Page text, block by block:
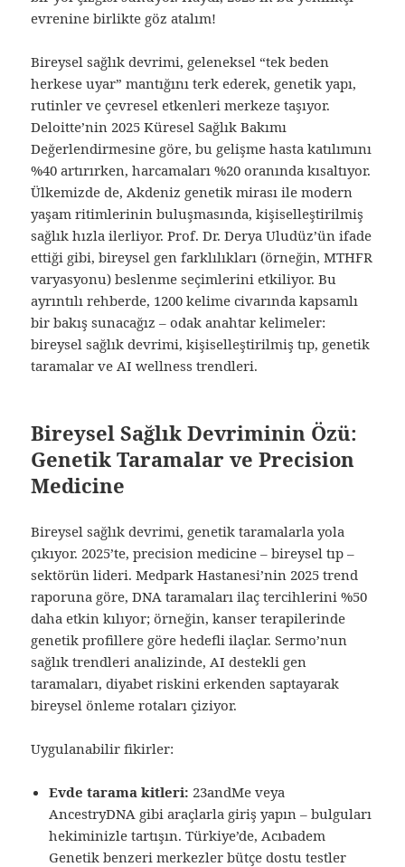
evrenine birlikte göz atalım!
Bireysel sağlık devrimi, geleneksel “tek beden
herkese uyar” mantığını terk ederek, genetik yapı,
rutinler ve çevresel etkenleri merkeze taşıyor.
Deloitte’nin 2025 Küresel Sağlık Bakımı
Değerlendirmesine göre, bu gelişme hasta katılımını
%40 artırırken, harcamaları %20 oranında kısaltıyor.
Ülkemizde de, Akdeniz genetik mirası ile modern
yaşam ritimlerinin buluşmasında, kişiselleştirilmiş
sağlık hızla ilerliyor. Prof. Dr. Derya Uludüz’ün ifade
ettiği gibi, bireysel gen farklılıkları (örneğin, MTHFR
varyasyonu) beslenme seçimlerini etkiliyor. Bu
ayrıntılı rehberde, 1200 kelime civarında kapsamlı
bir bakış sunacağız – odak anahtar kelimeler:
bireysel sağlık devrimi, kişiselleştirilmiş tıp, genetik
taramalar ve AI wellness trendleri.
Bireysel Sağlık Devriminin Özü:
Genetik Taramalar ve Precision
Medicine
Bireysel sağlık devrimi, genetik taramalarla yola
çıkıyor. 2025’te, precision medicine – bireysel tıp –
sektörün lideri. Medpark Hastanesi’nin 2025 trend
raporuna göre, DNA taramaları ilaç tercihlerini %50
daha etkin kılıyor; örneğin, kanser terapilerinde
genetik profillere göre hedefli ilaçlar. Sermo’nun
sağlık trendleri analizinde, AI destekli gen
taramaları, diyabet riskini erkenden saptayarak
bireysel önleme rotaları çiziyor.
Uygulanabilir fikirler:
Evde tarama kitleri: 23andMe veya
AncestryDNA gibi araçlarla giriş yapın – bulguları
hekiminizle tartışın. Türkiye’de, Acıbadem
Genetik benzeri merkezler bütçe dostu testler